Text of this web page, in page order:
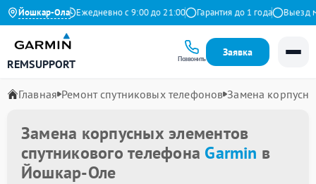
Йошкар-Ола
на Яндекс Ежедневно с 9:00 до 21:00 Гарантия до 1 года Выезд
REMSUPPORT Позвонить
Заявка
Главная Ремонт спутниковых телефонов Замена
Замена корпусных элементов
спутникового телефона Garmin в
Йошкар-Оле